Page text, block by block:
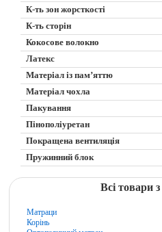
К-ть зон жорсткості
К-ть сторін
Кокосове волокно
Латекс
Матеріал із пам’яттю
Матеріал чохла
Пакування
Пінополіуретан
Покращена вентиляція
Пружинний блок
Всі товари з
Матраци
Корінь